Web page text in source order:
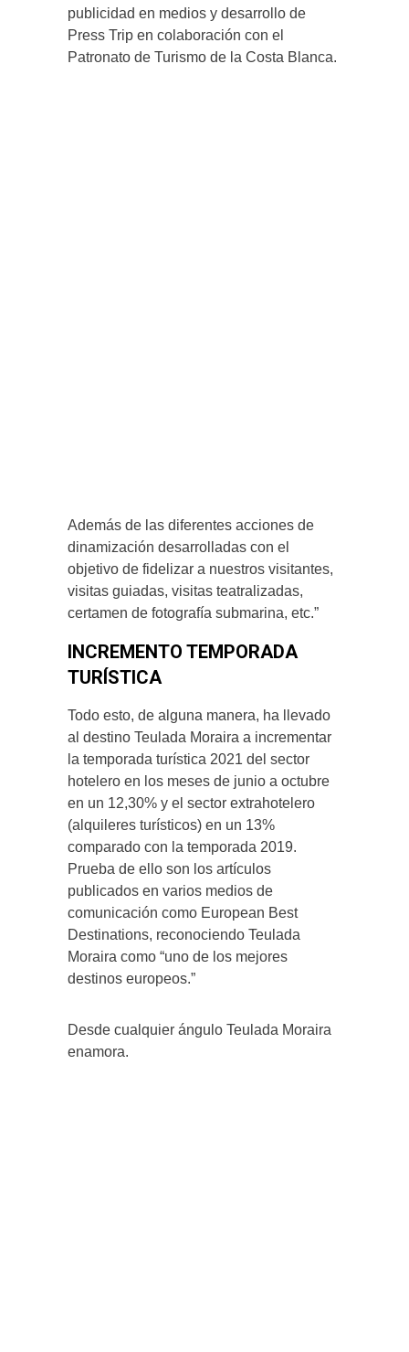
publicidad en medios y desarrollo de
Press Trip en colaboración con el
Patronato de Turismo de la Costa Blanca.
Además de las diferentes acciones de
dinamización desarrolladas con el
objetivo de fidelizar a nuestros visitantes,
visitas guiadas, visitas teatralizadas,
certamen de fotografía submarina, etc.”
INCREMENTO TEMPORADA
TURÍSTICA
Todo esto, de alguna manera, ha llevado
al destino Teulada Moraira a incrementar
la temporada turística 2021 del sector
hotelero en los meses de junio a octubre
en un 12,30% y el sector extrahotelero
(alquileres turísticos) en un 13%
comparado con la temporada 2019.
Prueba de ello son los artículos
publicados en varios medios de
comunicación como European Best
Destinations, reconociendo Teulada
Moraira como “uno de los mejores
destinos europeos.”
Desde cualquier ángulo Teulada Moraira
enamora.